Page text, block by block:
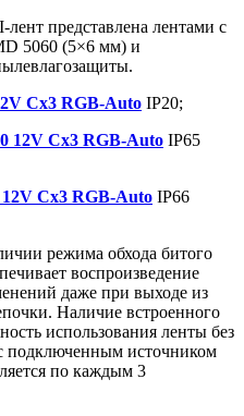
представлена лентами с
5060 (5×6 мм) и
Cx3 RGB-Auto IP20;
12V Cx3 RGB-Auto IP65
Cx3 RGB-Auto IP66
режима обхода битого
воспроизведение
даже при выходе из
Наличие встроенного
использования ленты без
подключенным источником
по каждым 3